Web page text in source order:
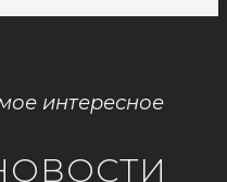
интересное